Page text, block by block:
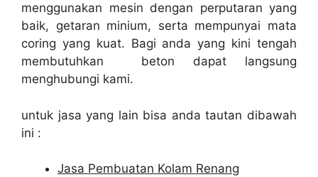
menggunakan mesin dengan perputaran yang
baik, getaran minium, serta mempunyai mata
coring yang kuat. Bagi anda yang kini tengah
membutuhkan beton dapat langsung
menghubungi kami.
untuk jasa yang lain bisa anda tautan dibawah
ini :
Jasa Pembuatan Kolam Renang